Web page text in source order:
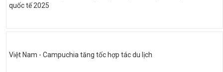
quốc tế 2025
Việt Nam - Campuchia tăng tốc hợp tác du lịch